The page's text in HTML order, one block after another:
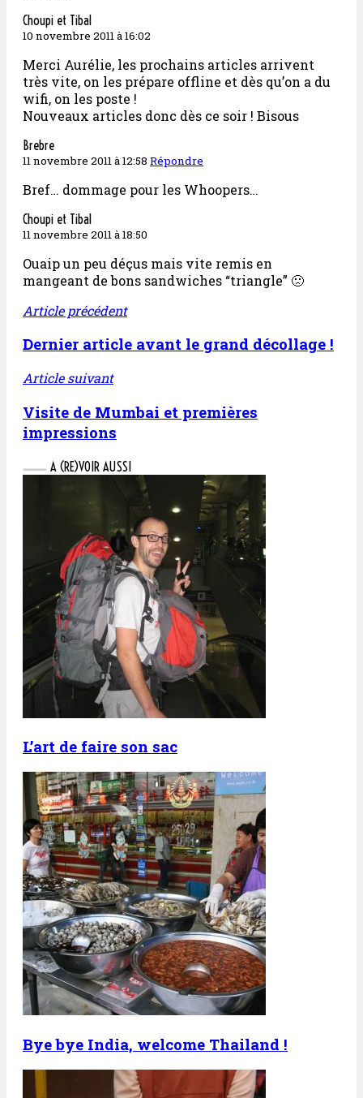
Choupi et Tibal
10 novembre 2011 à 16:02
Merci Aurélie, les prochains articles arrivent
très vite, on les prépare offline et dès qu’on a du
wifi, on les poste !
Nouveaux articles donc dès ce soir ! Bisous
Brebre
11 novembre 2011 à 12:58 Répondre
Bref… dommage pour les Whoopers…
Choupi et Tibal
11 novembre 2011 à 18:50
Ouaip un peu déçus mais vite remis en
mangeant de bons sandwiches “triangle” 🙁
Article précédent
Dernier article avant le grand décollage !
Article suivant
Visite de Mumbai et premières
impressions
A (RE)VOIR AUSSI
L’art de faire son sac
Bye bye India, welcome Thailand !